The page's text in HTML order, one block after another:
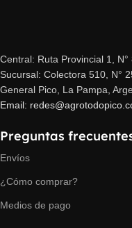
Central: Ruta Provincial 1, N°
Sucursal: Colectora 510, N°
General Pico, La Pampa,
Email:
Preguntas
Envíos
¿Cómo comprar?
Medios de pago